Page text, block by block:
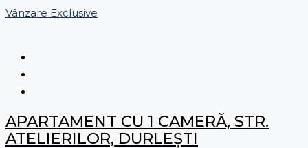
Vânzare Exclusive
APARTAMENT CU 1 CAMERĂ, STR.
ATELIERILOR, DURLEȘTI